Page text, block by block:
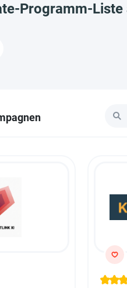
Programm-Liste